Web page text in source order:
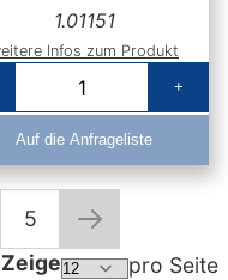
1.01151
Infos zum Produkt
+
Auf die Anfrageliste
die Seite
Seite
5 Seite
Weiter
Zeige
pro Seite